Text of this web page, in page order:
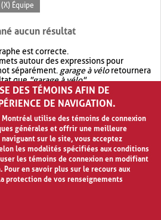
(X) Équipe
aucun résultat
est correcte.
autour des expressions pour
séparément. garage à véloretournera
que"garage à vélo".
recherche avec OR.garage OR vélo
de résultat quegarage à vélo
DES TÉMOINS AFIN DE
DE NAVIGATION.
utilise des témoins de connexion
générales et offrir une meilleure
sur le site, vous acceptez
les modalités spécifiées aux conditions
les témoins de connexion en modifiant
en savoir plus sur le recours aux
protection de vos renseignements